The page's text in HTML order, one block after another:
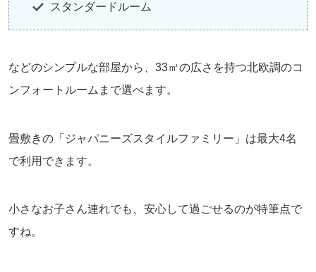
スタンダードルーム
などのシンプルな部屋から、33㎡の広さを持つ北欧調のコ
ンフォートルームまで選べます。
畳敷きの「ジャパニーズスタイルファミリー」は最大4名
で利用できます。
小さなお子さん連れでも、安心して過ごせるのが特筆点で
すね。